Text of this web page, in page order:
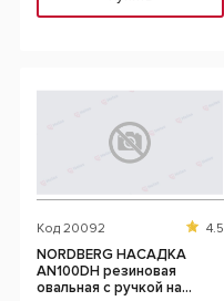
Код 20092 4.5
NORDBERG НАСАДКА
AN100DH резиновая
овальная с ручкой на